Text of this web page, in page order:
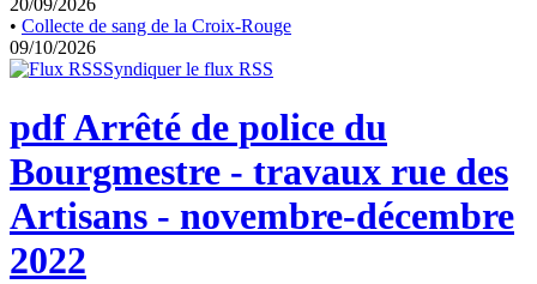
• Collecte de sang de la Croix-Rouge
09/10/2026
Syndiquer le flux RSS
pdfArrêté de police du
Bourgmestre - travaux rue des
Artisans - novembre-décembre
2022